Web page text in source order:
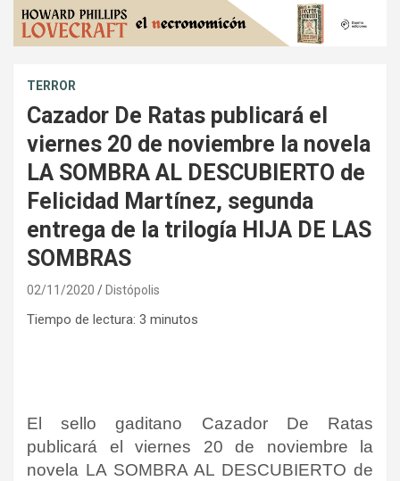
TERROR
Cazador De Ratas publicará el
viernes 20 de noviembre la novela
LA SOMBRA AL DESCUBIERTO de
Felicidad Martínez, segunda
entrega de la trilogía HIJA DE LAS
SOMBRAS
02/11/2020 Distópolis
Tiempo de lectura: 3 minutos
El sello gaditano Cazador De Ratas
publicará el viernes 20 de noviembre la
novela LA SOMBRA AL DESCUBIERTO de